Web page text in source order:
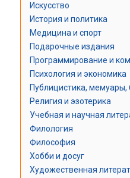
Искусство
История и политика
Медицина и спорт
Подарочные издания
Программирование и
Психология и экономика
Публицистика, мемуары,
Религия и эзотерика
Учебная и научная
Филология
Философия
Хобби и досуг
Художественная